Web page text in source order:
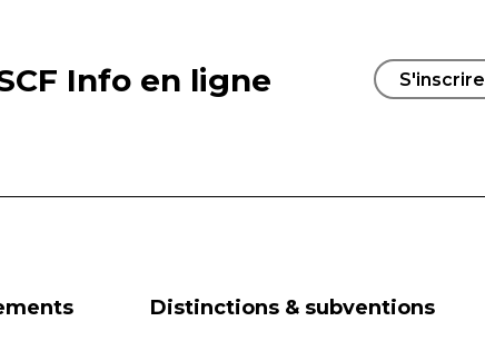
Info en ligne S'inscrire
Distinctions & subventions